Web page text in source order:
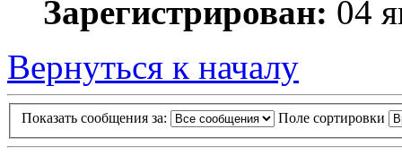
Зарегистрирован: 04
Вернуться к началу
Показать сообщения за: Поле сортировки